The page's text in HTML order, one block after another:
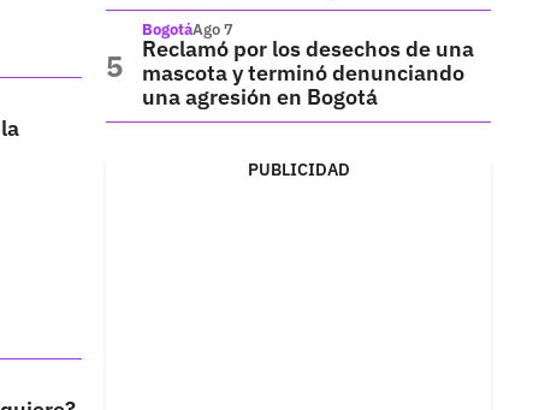
BogotáAgo 7
Reclamó por los desechos de una
mascota y terminó denunciando
una agresión en Bogotá
PUBLICIDAD